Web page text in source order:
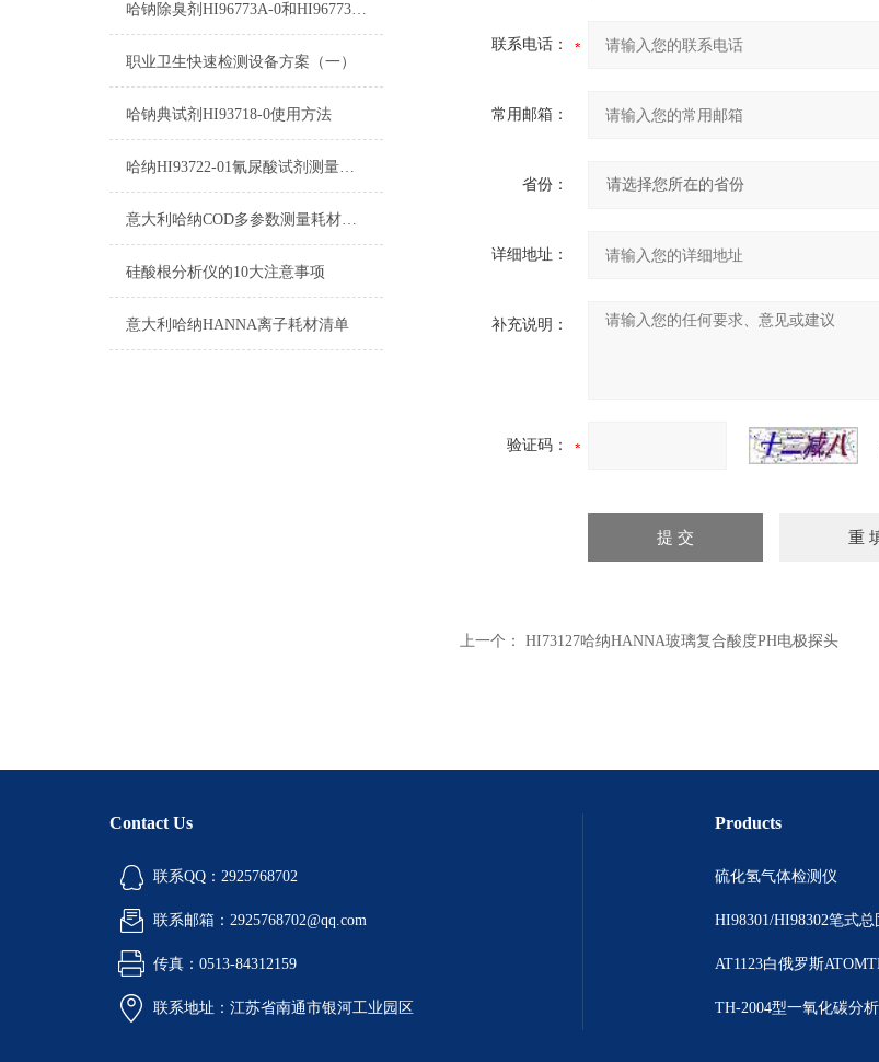
哈钠除臭剂HI96773A-0和HI96773B-0使用方法
职业卫生快速检测设备方案（一）
哈钠典试剂HI93718-0使用方法
哈纳HI93722-01氰尿酸试剂测量范围原理及操作指南
意大利哈纳COD多参数测量耗材产品清单
硅酸根分析仪的10大注意事项
意大利哈纳HANNA离子耗材清单
联系电话：
常用邮箱：
省份：
详细地址：
补充说明：
验证码：
上一个： HI73127哈纳HANNA玻璃复合酸度PH电极探头
Contact Us
联系QQ：2925768702
联系邮箱：2925768702@qq.com
传真：0513-84312159
联系地址：江苏省南通市银河工业园区
Products
硫化氢气体检测仪